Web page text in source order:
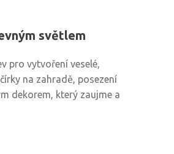
světlem
pro vytvoření veselé,
na zahradě, posezení
dekorem, který zaujme a